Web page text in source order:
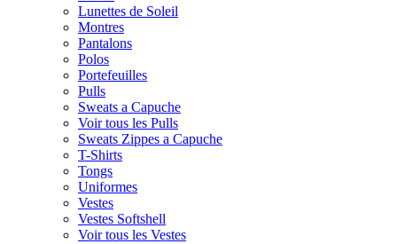
Lunettes de Soleil
Montres
Pantalons
Polos
Portefeuilles
Pulls
Sweats a Capuche
Voir tous les Pulls
Sweats Zippes a Capuche
T-Shirts
Tongs
Uniformes
Vestes
Vestes Softshell
Voir tous les Vestes